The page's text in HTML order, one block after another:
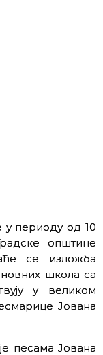
у периоду од 10
општине
се изложба
школа са
у великом
Јована
песама Јована